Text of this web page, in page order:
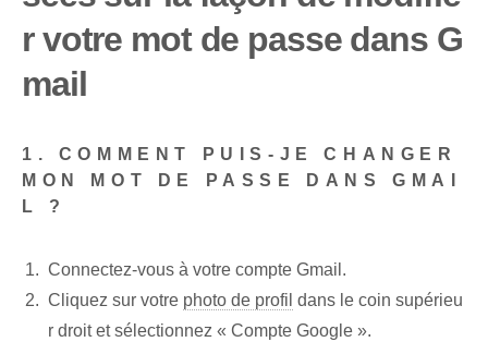
r votre mot de passe dans G
mail
1. COMMENT PUIS-JE CHANGER
MON MOT DE PASSE DANS GMAI
L ?
Connectez-vous à votre compte Gmail.
Cliquez sur votre photo de profil dans le coin supérieu
r droit et sélectionnez « Compte Google ».